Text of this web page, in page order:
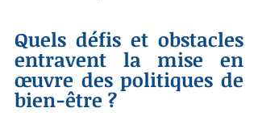
Quels défis et obstacles
entravent la mise en
œuvre des politiques de
bien-être ?